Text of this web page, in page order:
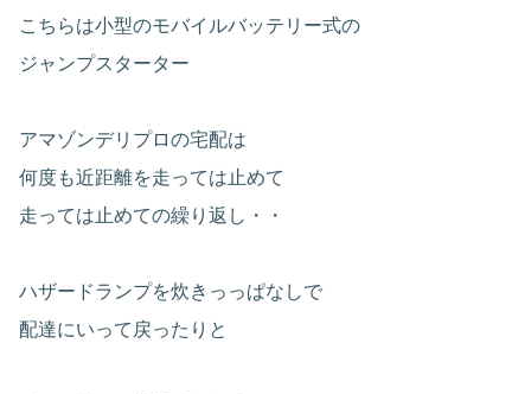
こちらは小型のモバイルバッテリー式の
ジャンプスターター
アマゾンデリプロの宅配は
何度も近距離を走っては止めて
走っては止めての繰り返し・・
ハザードランプを炊きっっぱなしで
配達にいって戻ったりと